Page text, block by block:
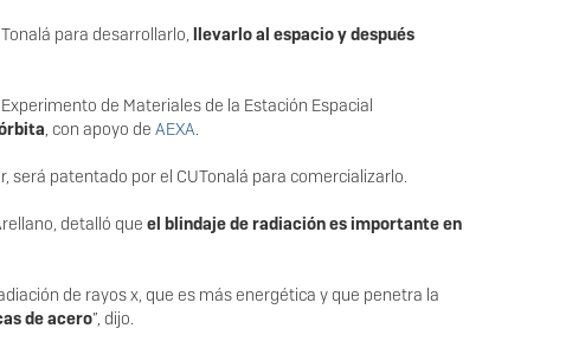
para desarrollarlo, llevarlo al espacio y después
de Materiales de la Estación Espacial
, con apoyo de AEXA.
será patentado por el CUTonalá para comercializarlo.
detalló que el blindaje de radiación es importante en
de rayos x, que es más energética y que penetra la
de acero”, dijo.